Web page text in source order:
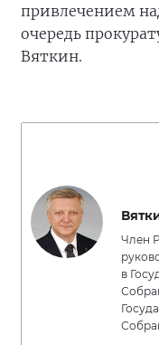
привлечением
очередь
Вяткин.
Член
в